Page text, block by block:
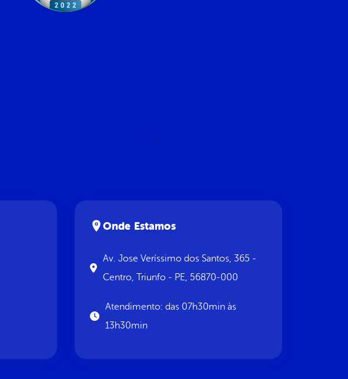
Onde Estamos
Av. Jose Veríssimo dos Santos, 365 -
Centro, Triunfo - PE, 56870-000
Atendimento: das 07h30min às
13h30min